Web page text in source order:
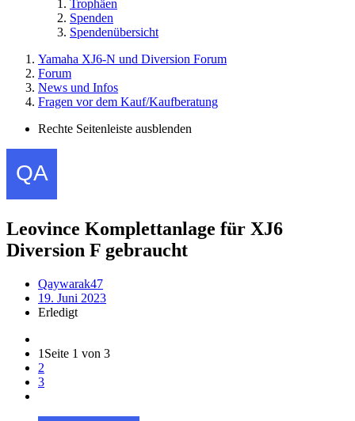
Trophäen
Spenden
Spendenübersicht
Yamaha XJ6-N und Diversion Forum
Forum
News und Infos
Fragen vor dem Kauf/Kaufberatung
Rechte Seitenleiste ausblenden
Leovince Komplettanlage für XJ6
Diversion F gebraucht
Qaywarak47
19. Juni 2023
Erledigt
1 Seite 1 von 3
2
3